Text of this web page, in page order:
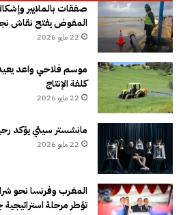
صفقات بالملايير
المفوض يفتح نقاش
22 مايو 2026
موسم فلاحي واعد يعيد
كلفة الإنتاج
22 مايو 2026
مانشستر سيتي يؤكد
22 مايو 2026
المغرب وفرنسا نحو
تؤطر مرحلة